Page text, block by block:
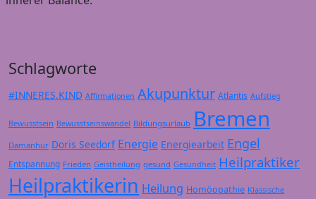
Schlagworte
#INNERES.KIND Affirmationen Akupunktur Atlantis Aufstieg
Bewusstsein Bewusstseinswandel Bildungsurlaub Bremen
Damanhur Doris Seedorf Energie Energiearbeit Engel
Entspannung Frieden Geistheilung gesund Gesundheit Heilpraktiker
Heilpraktikerin Heilung Homöopathie Klassische